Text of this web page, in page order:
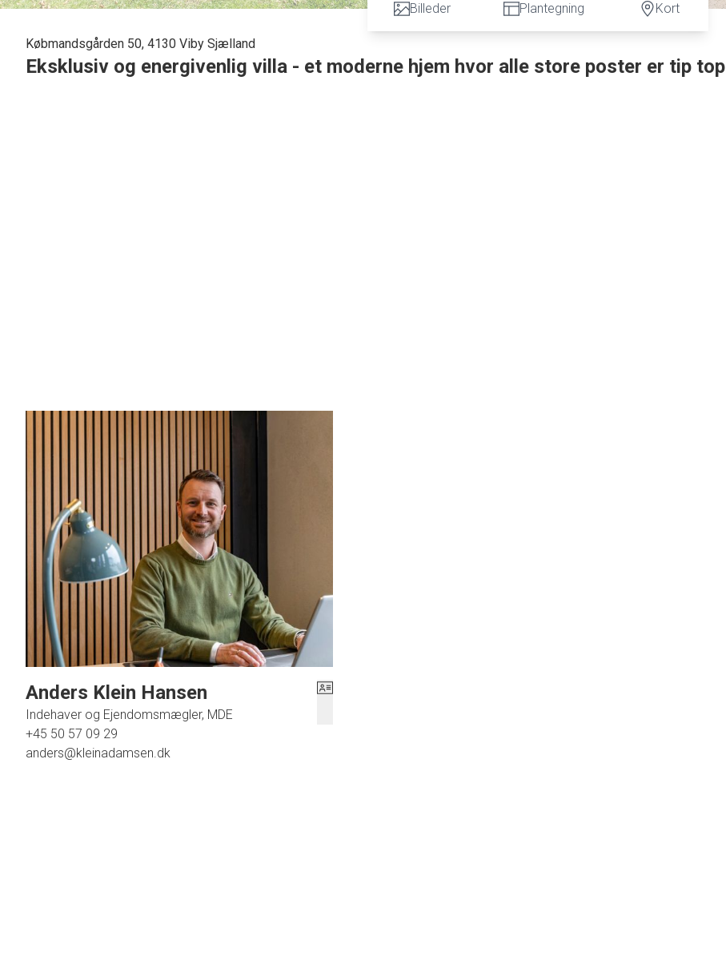
Billeder Plantegning Kort
Købmandsgården 50, 4130 Viby Sjælland
Eksklusiv og energivenlig villa - et moderne hjem hvor alle store poster er tip top
Anders Klein Hansen
Indehaver og Ejendomsmægler, MDE
+45 50 57 09 29
anders@kleinadamsen.dk